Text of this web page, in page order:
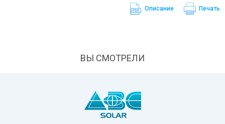
Печать
Описание
ВЫ СМОТРЕЛИ